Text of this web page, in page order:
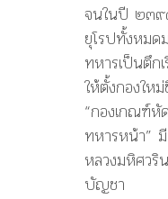
จนในปี ๒๓๙
ยุโรปทั้งหมด
ทหารเป็นตึก
ให้ตั้งกองให
“กองเกณฑ์หั
ทหารหน้า”
หลวงมหิศวริ
บัญชา